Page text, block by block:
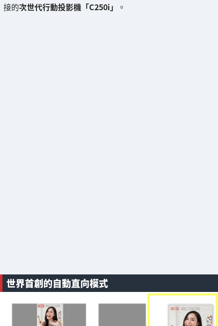
接的次世代行動投影機「C250i」 。
世界首創的自動直向模式